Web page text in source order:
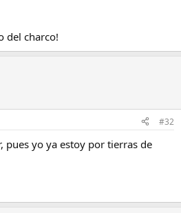
del charco!
#32
pues yo ya estoy por tierras de